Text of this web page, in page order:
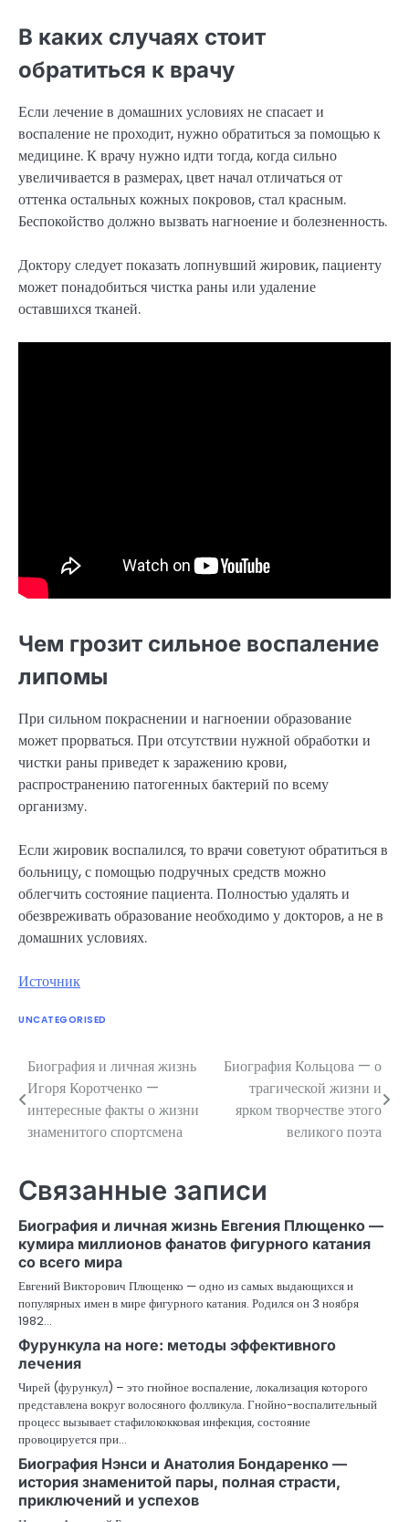
В каких случаях стоит
обратиться к врачу
Если лечение в домашних условиях не спасает и
воспаление не проходит, нужно обратиться за помощью к
медицине. К врачу нужно идти тогда, когда сильно
увеличивается в размерах, цвет начал отличаться от
оттенка остальных кожных покровов, стал красным.
Беспокойство должно вызвать нагноение и болезненность.
Доктору следует показать лопнувший жировик, пациенту
может понадобиться чистка раны или удаление
оставшихся тканей.
Чем грозит сильное воспаление
липомы
При сильном покраснении и нагноении образование
может прорваться. При отсутствии нужной обработки и
чистки раны приведет к заражению крови,
распространению патогенных бактерий по всему
организму.
Если жировик воспалился, то врачи советуют обратиться в
больницу, с помощью подручных средств можно
облегчить состояние пациента. Полностью удалять и
обезвреживать образование необходимо у докторов, а не в
домашних условиях.
Источник
UNCATEGORISED
Навигация
по
записям
Биография и личная жизнь
Игоря Коротченко —
интересные факты о жизни
знаменитого спортсмена
Биография Кольцова — о
трагической жизни и
ярком творчестве этого
великого поэта
Связанные записи
Биография и личная жизнь Евгения Плющенко —
кумира миллионов фанатов фигурного катания
со всего мира
Евгений Викторович Плющенко — одно из самых выдающихся и
популярных имен в мире фигурного катания. Родился он 3 ноября
1982…
Фурункула на ноге: методы эффективного
лечения
Чирей (фурункул) – это гнойное воспаление, локализация которого
представлена вокруг волосяного фолликула. Гнойно-воспалительный
процесс вызывает стафилококковая инфекция, состояние
провоцируется при…
Биография Нэнси и Анатолия Бондаренко —
история знаменитой пары, полная страсти,
приключений и успехов